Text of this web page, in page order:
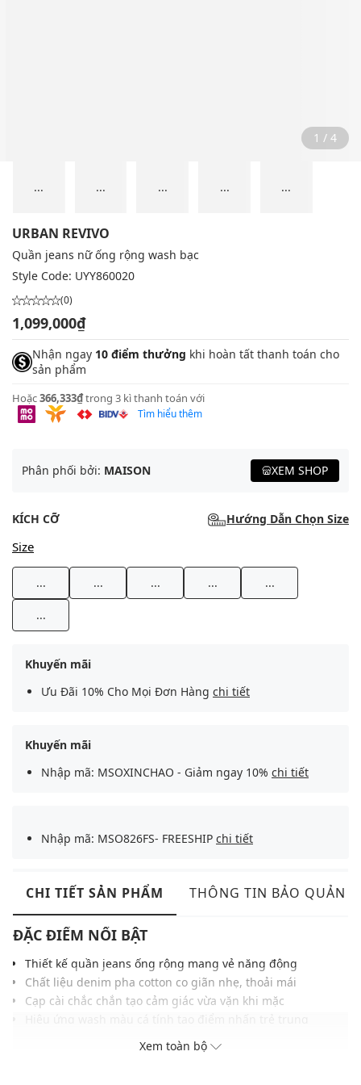
2 / 4
... ... ... ... ...
URBAN REVIVO
Quần jeans nữ ống rộng wash bạc
Style Code: UYY860020
(0)
1,099,000₫
Nhận ngay 10 điểm thưởng khi hoàn tất thanh toán cho
sản phẩm
Hoặc366,333₫trong 3 kì thanh toán với
Tìm hiểu thêm
Phân phối bởi: MAISON XEM SHOP
KÍCH CỠ Hướng Dẫn Chọn Size
Size
... ... ... ... ...
...
Khuyến mãi
Ưu Đãi 10% Cho Mọi Đơn Hàng chi tiết
Khuyến mãi
Nhập mã: MSOXINCHAO - Giảm ngay 10% chi tiết
Nhập mã: MSO826FS- FREESHIP chi tiết
CHI TIẾT SẢN PHẨM THÔNG TIN BẢO QUẢN
ĐẶC ĐIỂM NỔI BẬT
Thiết kế quần jeans ống rộng mang vẻ năng động
Chất liệu denim pha cotton co giãn nhẹ, thoải mái
Cạp cài chắc chắn tạo cảm giác vừa vặn khi mặc
Phom suông dài tôn dáng, che khuyết điểm đôi chân
Tông xanh denim cổ điển dễ mặc nhiều phong cách
Xem toàn bộ